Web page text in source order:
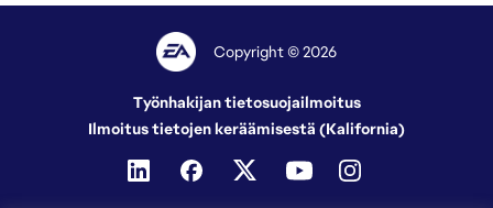
Copyright © 2026
Työnhakijan tietosuojailmoitus
Ilmoitus tietojen keräämisestä (Kalifornia)